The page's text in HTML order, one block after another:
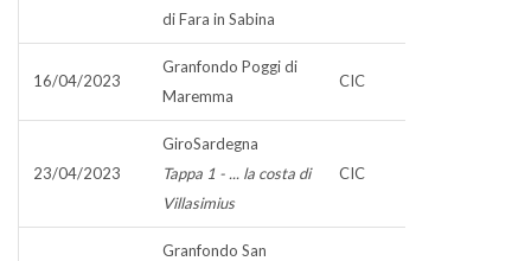
di Fara in Sabina
16/04/2023
Granfondo Poggi di
Maremma
CIC
23/04/2023
GiroSardegna
Tappa 1 - ... la costa di
Villasimius
CIC
Granfondo San